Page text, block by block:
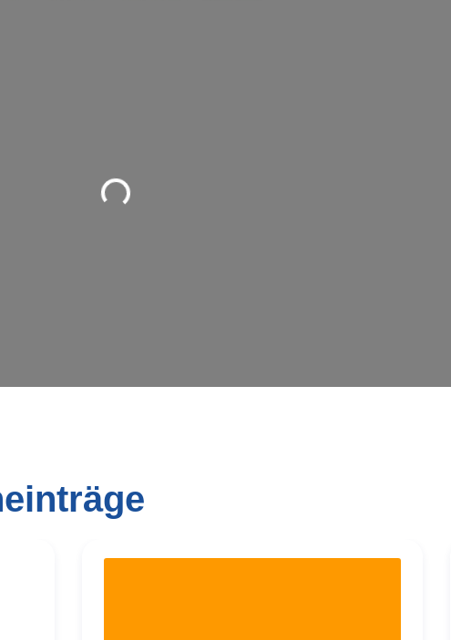
Wird geladen …